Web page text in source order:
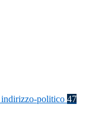
politico 47